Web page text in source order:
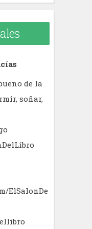
de la
soñar,
ElSalonDe